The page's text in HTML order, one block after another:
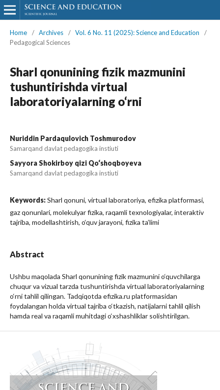
Home / Archives / Vol. 6 No. 11 (2025): Science and Education
/
Pedagogical Sciences
Sharl qonunining fizik mazmunini
tushuntirishda virtual
laboratoriyalarning o‘rni
Nuriddin Pardaqulovich Toshmurodov
Samarqand davlat pedagogika instiuti
Sayyora Shokirboy qizi Qo‘shoqboyeva
Samarqand davlat pedagogika instiuti
Keywords:Sharl qonuni, virtual laboratoriya, efizika platformasi,
gaz qonunlari, molekulyar fizika, raqamli texnologiyalar, interaktiv
tajriba, modellashtirish, o‘quv jarayoni, fizika ta’limi
Abstract
Ushbu maqolada Sharl qonunining fizik mazmunini o‘quvchilarga
chuqur va vizual tarzda tushuntirishda virtual laboratoriyalarning
o‘rni tahlil qilingan. Tadqiqotda efizika.ru platformasidan
foydalangan holda virtual tajriba o‘tkazish, natijalarni tahlil qilish
hamda real va raqamli muhitdagi o‘xshashliklar solishtirilgan.